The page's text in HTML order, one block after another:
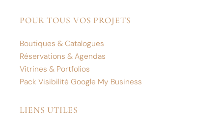
POUR TOUS VOS PROJETS
Boutiques & Catalogues
Réservations & Agendas
Vitrines & Portfolios
Pack Visibilité Google My Business
LIENS UTILES